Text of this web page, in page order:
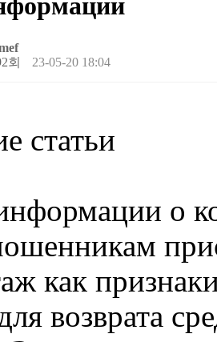
회 23-05-20 18:04
статьи
о
как
возврата